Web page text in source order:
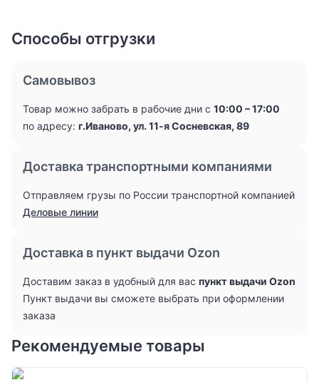
Способы отгрузки
Самовывоз
Товар можно забрать в рабочие дни с 10:00 – 17:00
по адресу: г.Иваново, ул. 11-я Сосневская, 89
Доставка транспортными компаниями
Отправляем грузы по России транспортной компанией
Деловые линии
Доставка в пункт выдачи Ozon
Доставим заказ в удобный для вас пункт выдачи Ozon
Пункт выдачи вы сможете выбрать при оформлении
заказа
Рекомендуемые товары